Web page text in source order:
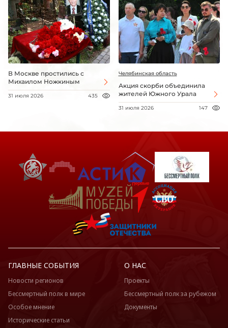
В Москве простились с
Михаилом Ножкиным
31 июля 2026 435
Челябинская область
Акция скорби объединила
жителей Южного Урала
31 июля 2026 147
ГЛАВНЫЕ СОБЫТИЯ
Новости регионов
Бессмертный полк в мире
Особое мнение
Исторические статьи
О НАС
Проекты
Бессмертный полк за рубежом
Документы